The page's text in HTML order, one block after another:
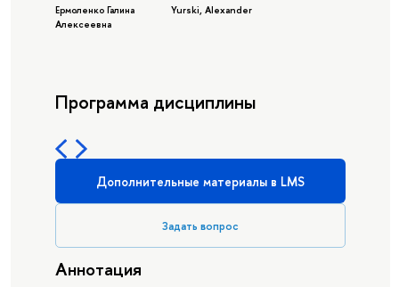
Ермоленко Галина
Алексеевна
Yurski, Alexander
Программа дисциплины
Дополнительные материалы в LMS
Задать вопрос
Аннотация